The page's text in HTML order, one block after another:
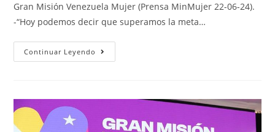
Gran Misión Venezuela Mujer (Prensa MinMujer 22-06-24).
-“Hoy podemos decir que superamos la meta…
Continuar Leyendo